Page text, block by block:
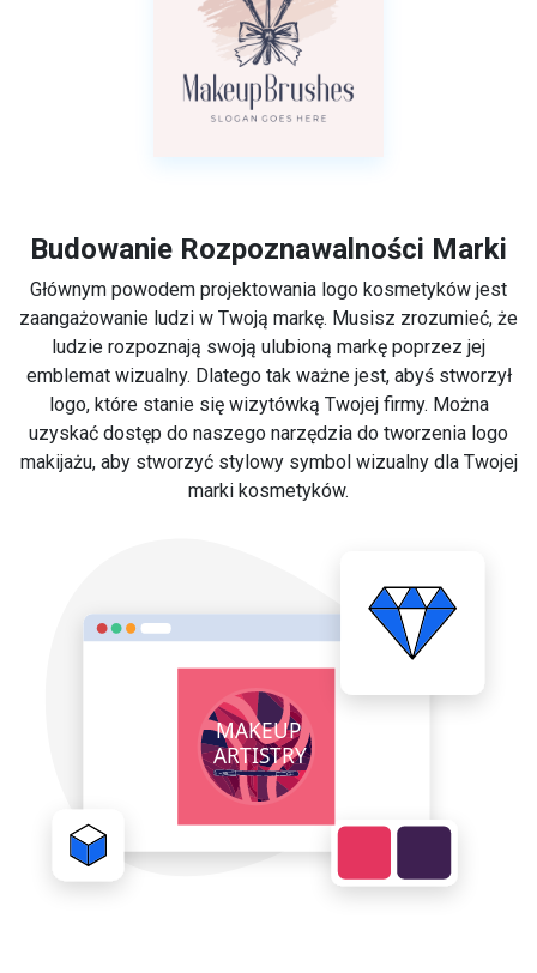
Budowanie Rozpoznawalności Marki
Głównym powodem projektowania logo kosmetyków jest
zaangażowanie ludzi w Twoją markę. Musisz zrozumieć, że
ludzie rozpoznają swoją ulubioną markę poprzez jej
emblemat wizualny. Dlatego tak ważne jest, abyś stworzył
logo, które stanie się wizytówką Twojej firmy. Można
uzyskać dostęp do naszego narzędzia do tworzenia logo
makijażu, aby stworzyć stylowy symbol wizualny dla Twojej
marki kosmetyków.